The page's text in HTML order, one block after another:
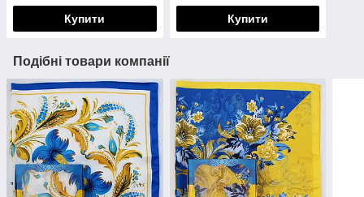
Купити Купити
Подібні товари компанії